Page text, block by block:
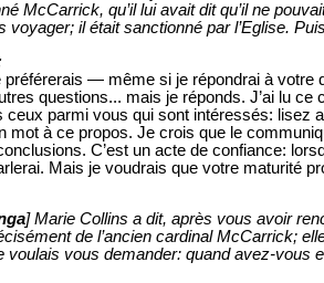
McCarrick, qu’il lui avait dit qu’il ne
voyager; il était sanctionné par l’Eglise.
préférerais — même si je répondrai à votre
questions... mais je réponds. J’ai lu
ceux parmi vous qui sont intéressés: lisez
mot à ce propos. Je crois que le
C’est un acte de confiance:
Mais je voudrais que votre maturité
] Marie Collins a dit, après vous avoir
de l’ancien cardinal McCarrick;
vous demander: quand avez-vous